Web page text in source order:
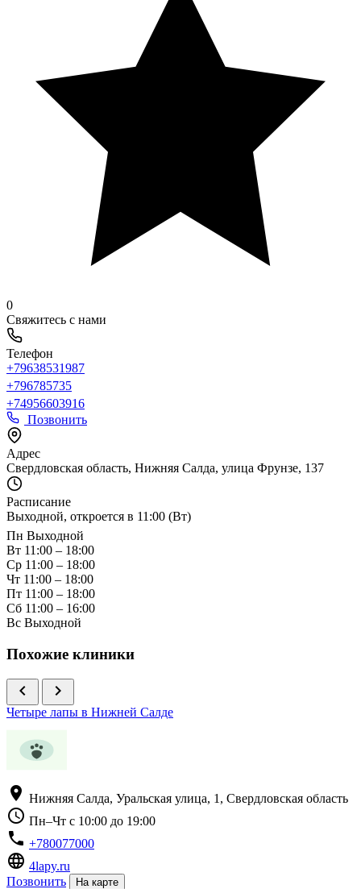
0
Свяжитесь с нами
Телефон
+79638531987
+796785735
+74956603916
Позвонить
Адрес
Свердловская область, Нижняя Салда, улица Фрунзе, 137
Расписание
Выходной, откроется в 11:00 (Вт)
Пн Выходной
Вт 11:00 – 18:00
Ср 11:00 – 18:00
Чт 11:00 – 18:00
Пт 11:00 – 18:00
Сб 11:00 – 16:00
Вс Выходной
Похожие клиники
chevron_left chevron_right
Четыре лапы в Нижней Салде
location_on Нижняя Салда, Уральская улица, 1, Свердловская область
schedule Пн–Чт с 10:00 до 19:00
phone +780077000
language 4lapy.ru
Позвонить
На карте